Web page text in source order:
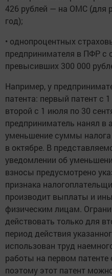
426 рублей — на ОМС (для
год);
• однопроцентных
предпринимателя в ПФР с
превысивших 300 000
Например, у
патента: первый патент с
второй с 1 июля по 30
предприниматель нанял в
уменьшение суммы
в октябре. В
уведомлении об
взносы предусмотрено
признака
производит выплаты и
физическим лицам.
действовать только для
период действия
использован труд
работы на первом
поэтому этот патент